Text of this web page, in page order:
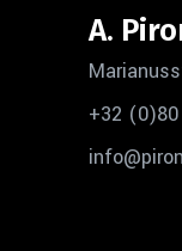
A.
+32